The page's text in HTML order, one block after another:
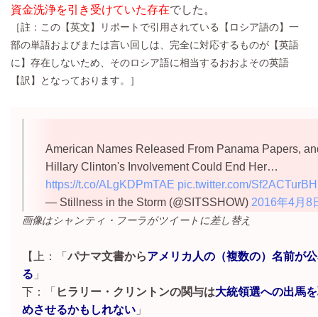
資金洗浄を引き受けていた存在でした。
［註：この【英文】リポートで引用されている【ロシア語の】一
部の単語およびまたは言い回しは、完全に対応するものが【英語
に】存在しないため、そのロシア語に相当するおおよその英語
【訳】となっております。］
American Names Released From Panama Papers,
Hillary Clinton's Involvement Could End Her…
https://t.co/ALgKDPmTAE pic.twitter.com/Sf2ACTurBH
— Stillness in the Storm (@SITSSHOW) 2016年4月8
画像はシャンティ・フーラがツイートに差し替え
【上：「 パナマ文書からアメリカ人の（複数の）名前が
る 」
下：「 ヒラリー・クリントンの関与は大統領選への出馬
めさせるかもしれない 」